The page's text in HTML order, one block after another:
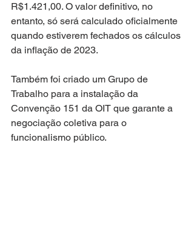
R$1.421,00. O valor definitivo, no
entanto, só será calculado oficialmente
quando estiverem fechados os cálculos
da inflação de 2023.
Também foi criado um Grupo de
Trabalho para a instalação da
Convenção 151 da OIT que garante a
negociação coletiva para o
funcionalismo público.